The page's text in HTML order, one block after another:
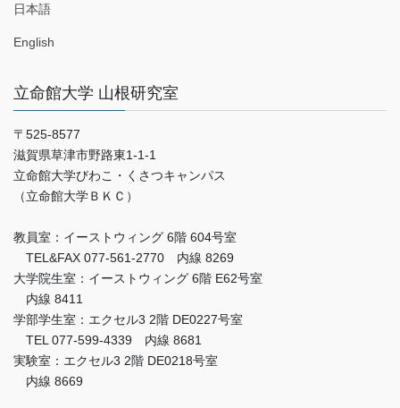
日本語
English
立命館大学 山根研究室
〒525-8577
滋賀県草津市野路東1-1-1
立命館大学びわこ・くさつキャンパス
（立命館大学ＢＫＣ）
教員室：イーストウィング 6階 604号室
TEL&FAX 077-561-2770 内線 8269
大学院生室：イーストウィング 6階 E62号室
内線 8411
学部学生室：エクセル3 2階 DE0227号室
TEL 077-599-4339 内線 8681
実験室：エクセル3 2階 DE0218号室
内線 8669